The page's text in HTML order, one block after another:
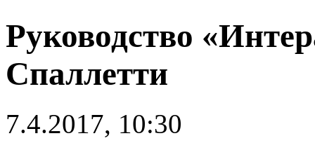
Руководство
Спаллетти
7.4.2017, 10:30